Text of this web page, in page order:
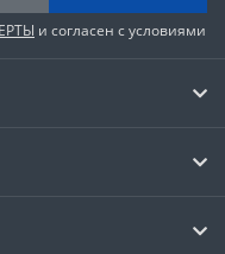
и согласен с условиями